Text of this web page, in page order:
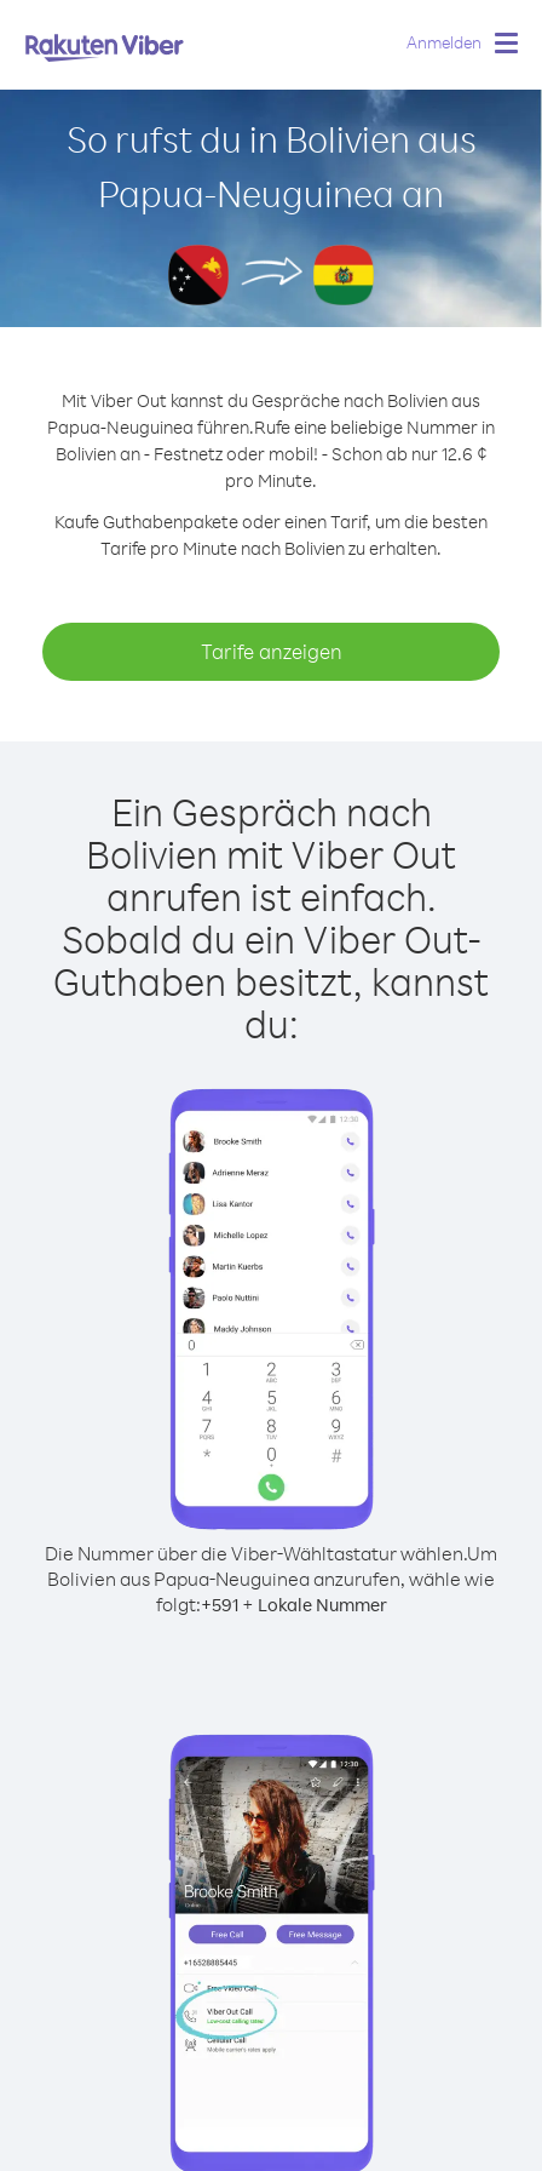
Anmelden
So rufst du in Bolivien aus
Papua-Neuguinea an
Mit Viber Out kannst du Gespräche nach Bolivien aus
Papua-Neuguinea führen.Rufe eine beliebige Nummer in
Bolivien an - Festnetz oder mobil! - Schon ab nur 12.6 ¢
pro Minute.
Kaufe Guthabenpakete oder einen Tarif, um die besten
Tarife pro Minute nach Bolivien zu erhalten.
Tarife anzeigen
Ein Gespräch nach
Bolivien mit Viber Out
anrufen ist einfach.
Sobald du ein Viber Out-
Guthaben besitzt, kannst
du:
Die Nummer über die Viber-Wähltastatur wählen.Um
Bolivien aus Papua-Neuguinea anzurufen, wähle wie
folgt:+591+ Lokale Nummer